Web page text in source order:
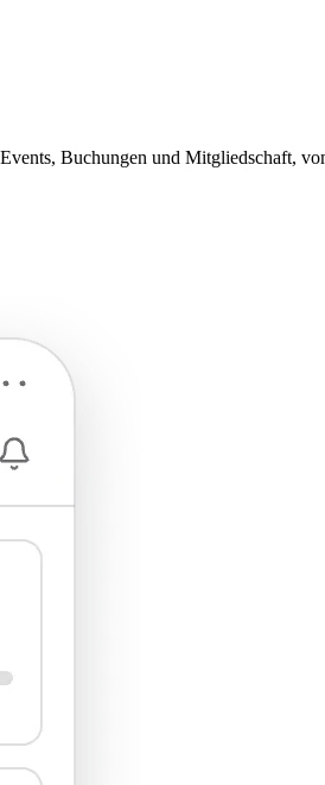
Buchungen und Mitgliedschaft,